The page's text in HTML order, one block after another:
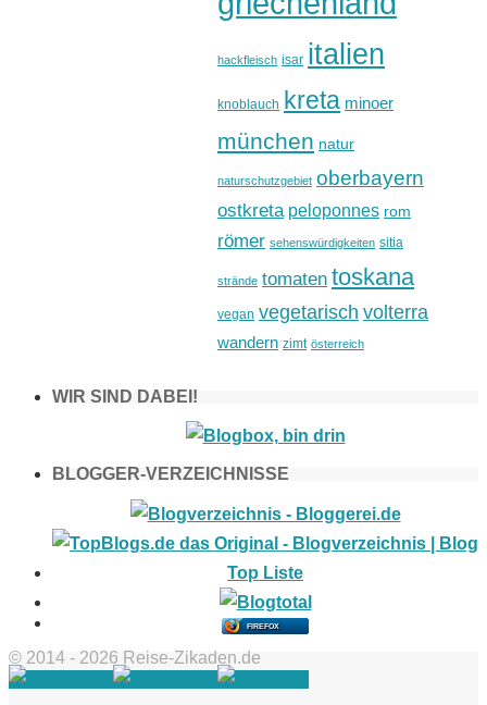
hackfleisch isar italien
knoblauch kreta minoer
münchen natur
naturschutzgebiet oberbayern
ostkreta peloponnes rom
römer sehenswürdigkeiten sitia
strände tomaten toskana
vegan vegetarisch volterra
wandern zimt österreich
WIR SIND DABEI!
BLOGGER-VERZEICHNISSE
FIREFOX
© 2014 - 2026 Reise-Zikaden.de